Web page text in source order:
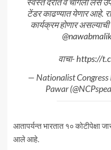
टेंडर काढण्यात येणार आहे.
कार्यक्रम होणार असल्याची
वाचा- https://
— Nationalist
Pawar
आतापर्यन्त भारतात १० कोटीपेक्षा
आले आहे.